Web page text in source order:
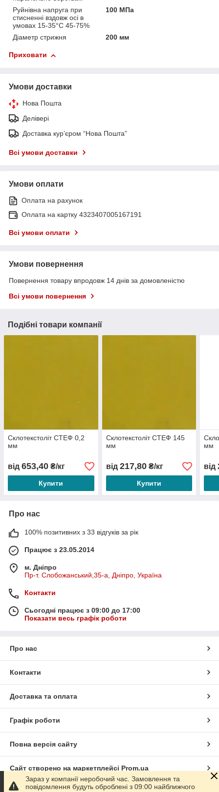
Руйнівна напруга при
стисненні вздовж осі в
умовах 15-35°С 45-75%
100 МПа
Діаметр стрижня 200 мм
Приховати
Умови доставки
Нова Пошта
Делівері
Доставка кур’єром “Нова Пошта”
Всі умови доставки
Умови оплати
Оплата на рахунок
Оплата на картку 4323407005167191
Всі умови оплати
Умови повернення
Повернення товару впродовж 14 днів за домовленістю
Всі умови повернення
Подібні товари компанії
Склотекстоліт СТЕФ 0,2
мм
від 653,40 ₴/кг
Купити
Склотекстоліт СТЕФ 145
мм
від 217,80₴/кг
Купити
мм
від
Про нас
100% позитивних з 33 відгуків за рік
Працює з 23.05.2014
м. Дніпро
Пр-т. Слобожанський,35-а, Дніпро, Україна
Контакти
Сьогодні працює з 09:00 до 17:00
Показати весь графік роботи
Про нас
Контакти
Доставка та оплата
Графік роботи
Повна версія сайту
Сайт створено на маркетплейсі Prom.ua
Зараз у компанії неробочий час. Замовлення та
повідомлення будуть оброблені з 09:00 найближчого